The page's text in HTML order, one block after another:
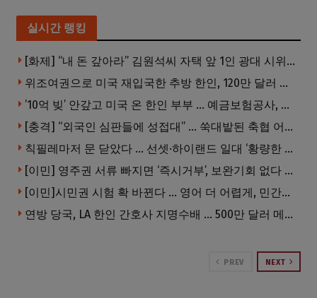
실시간 랭킹
[화제] “내 돈 갚아라” 김원석씨 자택 앞 1인 광대 시위 … 한인 투자사, “108만 달러 못받아”
위조여권으로 미국 재입국한 추방 한인, 120만 달러 은행 사기 행각
’10억 빚’ 안갚고 미국 온 한인 부부 … 예금보험공사, 미국서 소송
[충격] “외국인 심판들에 성접대” … 쑥대밭된 축협 어디까지 추락하나
칙필레마저 문 닫았다 … 선셋·하이랜드 일대 ‘황량한 거리’로
[이민] 영주권 서류 빠지면 ‘즉시거부’, 보완기회 없다 … 이민심사 8월부터 확 바뀐다
[이민]시민권 시험 확 바뀐다 … 영어 더 어렵게, 민간시험 도입 추진
연방 당국, LA 한인 간호사 지명수배 … 500만 달러 메디캐어 사기, 선고 직전 한국 도주
PREV NEXT